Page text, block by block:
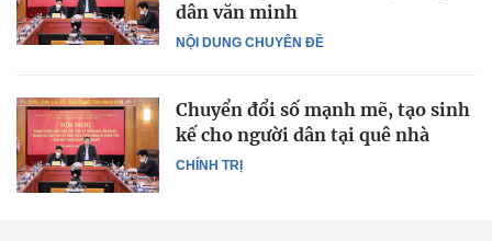
NỘI DUNG CHUYÊN ĐỀ
dân văn minh
CHÍNH TRỊ
Chuyển đổi số mạnh mẽ, tạo sinh
kế cho người dân tại quê nhà